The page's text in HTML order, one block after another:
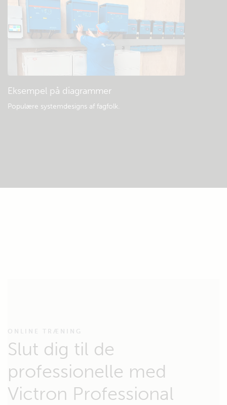
Eksempel på diagrammer
Populære systemdesigns af fagfolk.
ONLINE TRÆNING
Slut dig til de
professionelle med
Victron Professional